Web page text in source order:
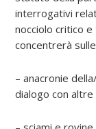
interrogativi
nocciolo critico
concentrerà
– anacronie
dialogo con altre